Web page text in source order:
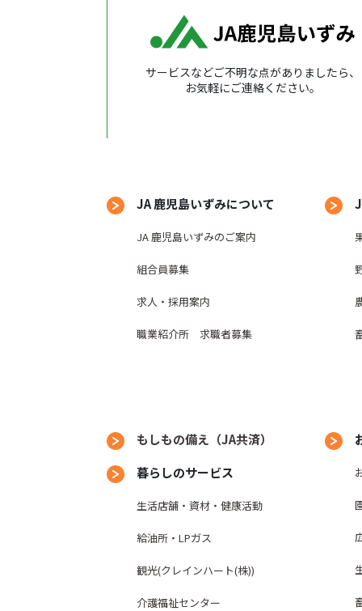
サービスなどご不明な点がありましたら、
お気軽にご連絡ください。
JA 鹿児島いずみについて
JA 鹿児島いずみのご案内
組合員募集
求人・採用案内
職業紹介所 求職者募集
もしもの備え（JA共済）
暮らしのサービス
生活店舗・資材・健康活動
給油所・LPガス
観光(クレインハート(株))
介護福祉センター